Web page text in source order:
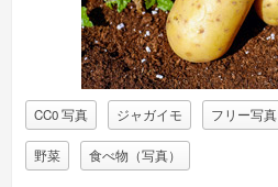
CC0 写真 ジャガイモ フリー写真
野菜 食べ物（写真）